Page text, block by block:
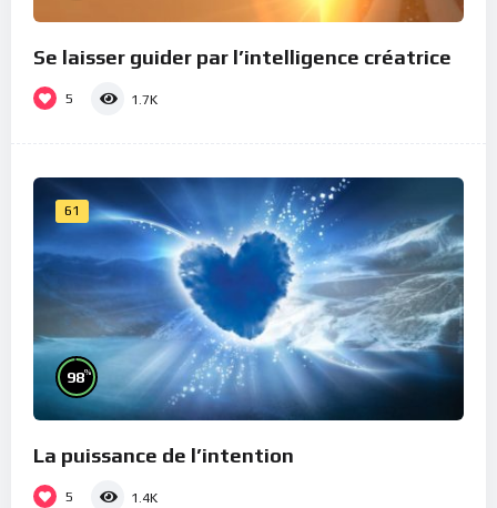
Se laisser guider par l’intelligence créatrice
5 1.7K
61
98%
La puissance de l’intention
5 1.4K